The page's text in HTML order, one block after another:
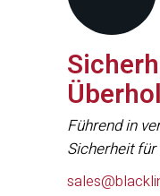
Führend in
Sicherheit